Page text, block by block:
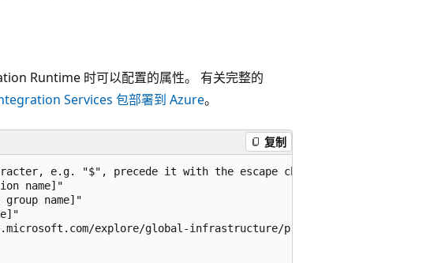
Runtime 时可以配置的属性。 有关完整的
Services 包部署到 Azure。
复制
e.g. "$", precede it with the escape character "`" like "`$"
name]"
group name]"
explore/global-infrastructure/products-by-region/table